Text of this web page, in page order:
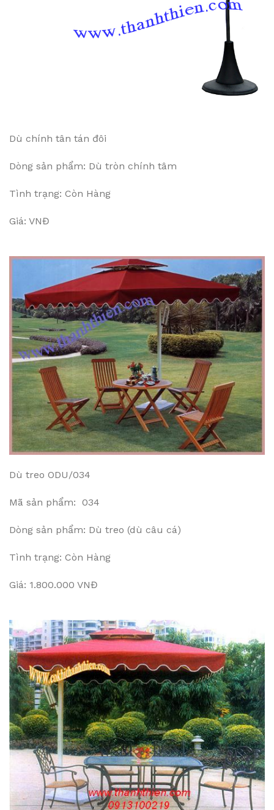
Dù chính tân tán đôi
Dòng sản phẩm: Dù tròn chính tâm
Tình trạng: Còn Hàng
Giá: VNĐ
Dù treo ODU/034
Mã sản phẩm: 034
Dòng sản phẩm: Dù treo (dù câu cá)
Tình trạng: Còn Hàng
Giá: 1.800.000 VNĐ